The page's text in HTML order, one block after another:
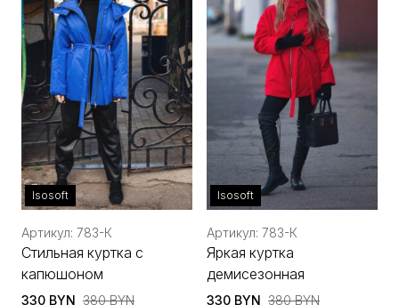
Isosoft
Артикул: 783-К
Стильная куртка с
капюшоном
330 BYN 380 BYN
Isosoft
Артикул: 783-К
Яркая куртка
демисезонная
330 BYN 380 BYN